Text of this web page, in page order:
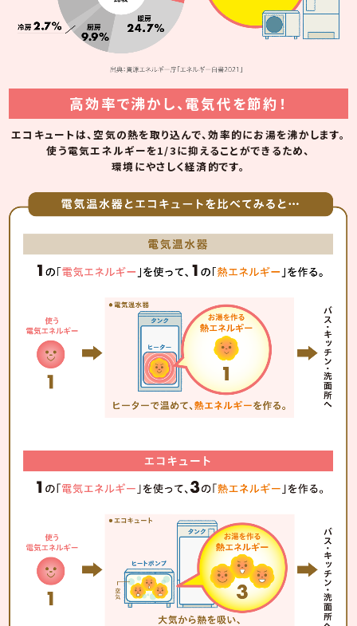
高効率で沸かし、電気代を節約！
エコキュートは、空気の熱を取り込んで、効率的にお湯を沸かします。
使う電気エネルギーを1/3に抑えることができるため、
環境にやさしく経済的です。